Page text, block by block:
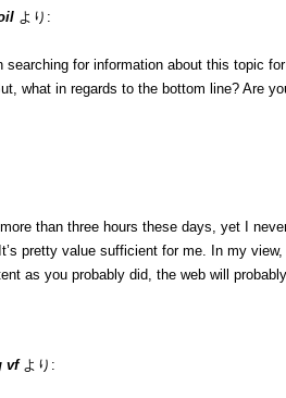
より:
searching for information about this topic
what in regards to the bottom line? Are
than three hours these days, yet I
pretty value sufficient for me. In my
as you probably did, the web will
vf より: